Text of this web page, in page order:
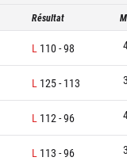
Résultat
L 110-98
L 125- 113
L 112 -96
L 113 -96